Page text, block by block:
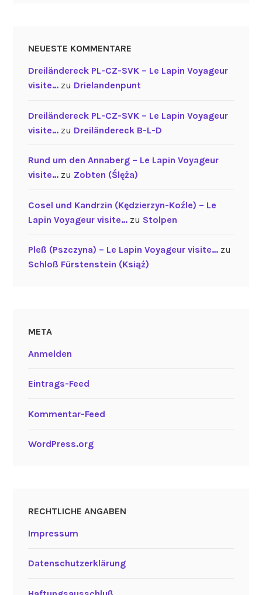
NEUESTE KOMMENTARE
Dreiländereck PL-CZ-SVK – Le Lapin Voyageur
visite…zu Drielandenpunt
Dreiländereck PL-CZ-SVK – Le Lapin Voyageur
visite…zu Dreiländereck B-L-D
Rund um den Annaberg – Le Lapin Voyageur
visite…zu Zobten (Ślęża)
Cosel und Kandrzin (Kędzierzyn-Koźle) – Le
Lapin Voyageur visite…zu Stolpen
Pleß (Pszczyna) – Le Lapin Voyageur visite…zu
Schloß Fürstenstein (Książ)
META
Anmelden
Eintrags-Feed
Kommentar-Feed
WordPress.org
RECHTLICHE ANGABEN
Impressum
Datenschutzerklärung